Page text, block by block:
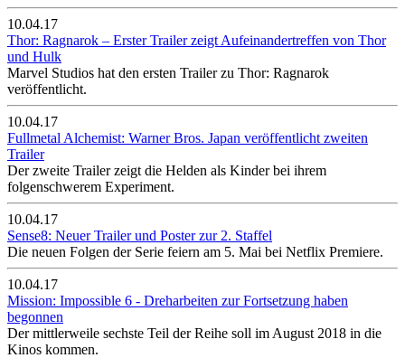
10.04.17
Thor: Ragnarok – Erster Trailer zeigt Aufeinandertreffen von Thor
und Hulk
Marvel Studios hat den ersten Trailer zu Thor: Ragnarok
veröffentlicht.
10.04.17
Fullmetal Alchemist: Warner Bros. Japan veröffentlicht zweiten
Trailer
Der zweite Trailer zeigt die Helden als Kinder bei ihrem
folgenschwerem Experiment.
10.04.17
Sense8: Neuer Trailer und Poster zur 2. Staffel
Die neuen Folgen der Serie feiern am 5. Mai bei Netflix Premiere.
10.04.17
Mission: Impossible 6 - Dreharbeiten zur Fortsetzung haben
begonnen
Der mittlerweile sechste Teil der Reihe soll im August 2018 in die
Kinos kommen.